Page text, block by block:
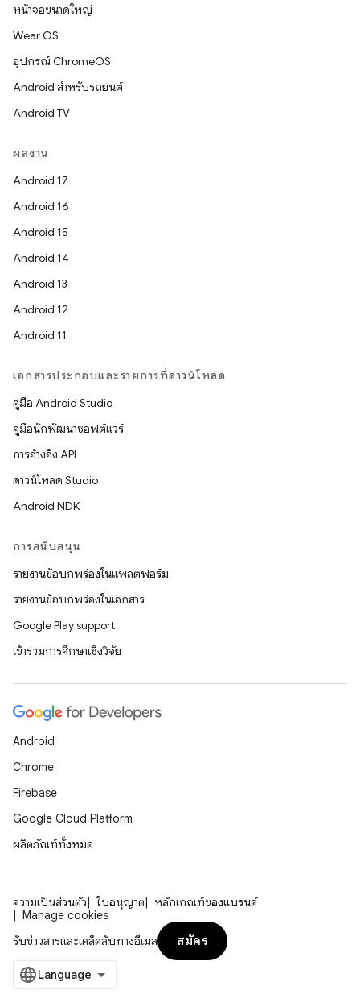
หน้าจอขนาดใหญ่
Wear OS
อุปกรณ์ ChromeOS
Android สำหรับรถยนต์
Android TV
ผลงาน
Android 17
Android 16
Android 15
Android 14
Android 13
Android 12
Android 11
เอกสารประกอบและรายการที่ดาวน์โหลด
คู่มือ Android Studio
คู่มือนักพัฒนาซอฟต์แวร์
การอ้างอิง API
ดาวน์โหลด Studio
Android NDK
การสนับสนุน
รายงานข้อบกพร่องในแพลตฟอร์ม
รายงานข้อบกพร่องในเอกสาร
Google Play support
เข้าร่วมการศึกษาเชิงวิจัย
Android
Chrome
Firebase
Google Cloud Platform
ผลิตภัณฑ์ทั้งหมด
ความเป็นส่วนตัว ใบอนุญาต
หลักเกณฑ์ของแบรนด์
Manage cookies
รับข่าวสารและเคล็ดลับทางอีเมล
สมัคร